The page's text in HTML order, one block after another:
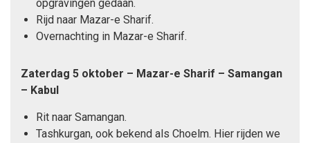
opgravingen gedaan.
Rijd naar Mazar-e Sharif.
Overnachting in Mazar-e Sharif.
Zaterdag 5 oktober – Mazar-e Sharif – Samangan
– Kabul
Rit naar Samangan.
Tashkurgan, ook bekend als Choelm. Hier rijden we